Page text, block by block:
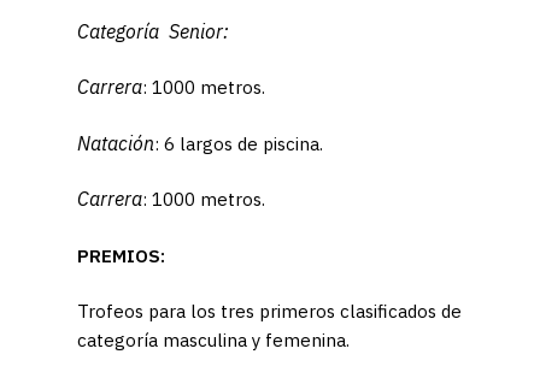
Categoría Senior:
Carrera: 1000 metros.
Natación: 6 largos de piscina.
Carrera: 1000 metros.
PREMIOS:
Trofeos para los tres primeros clasificados de
categoría masculina y femenina.